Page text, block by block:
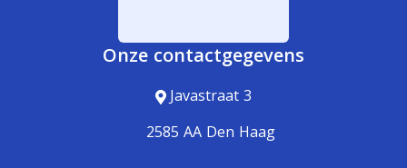
Onze contactgegevens
Javastraat 3
2585 AA Den Haag